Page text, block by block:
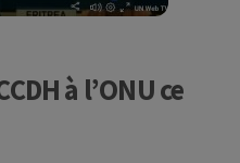
à l’ONU ce